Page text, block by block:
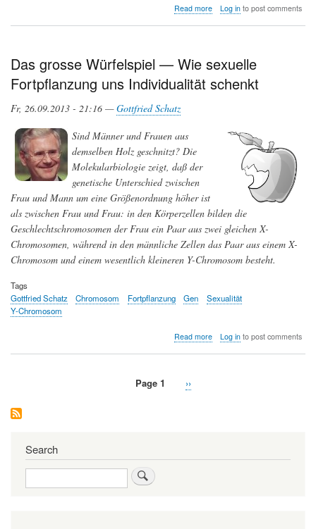
Read moreabout
Wie
Gene
und
Verhalten
Log into post comments
Das grosse Würfelspiel — Wie sexuelle
Fortpflanzung uns Individualität schenkt
Fr, 26.09.2013 - 21:16 —Gottfried Schatz
Sind Männer und Frauen aus
demselben Holz geschnitzt? Die
Molekularbiologie zeigt, daß der
genetische Unterschied zwischen
Frau und Mann um eine Größenordnung höher ist
als zwischen Frau und Frau: in den Körperzellen bilden die
Geschlechtschromosomen der Frau ein Paar aus zwei gleichen X-
Chromosomen, während in den männliche Zellen das Paar aus einem X-
Chromosom und einem wesentlich kleineren Y-Chromosom besteht.
Tags
Gottfried Schatz
Chromosom Fortpflanzung Gen
Sexualität
Y-Chromosom
Read moreabout
Log into post comments
Page 1
Next
››
Search
Search